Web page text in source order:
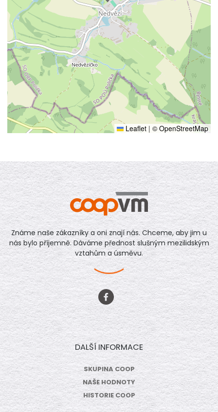
Leaflet | © OpenStreetMap
Známe naše zákazníky a oni znají nás. Chceme, aby jim u
nás bylo příjemně. Dáváme přednost slušným mezilidským
vztahům a úsměvu.
DALŠÍ INFORMACE
SKUPINA COOP
NAŠE HODNOTY
HISTORIE COOP